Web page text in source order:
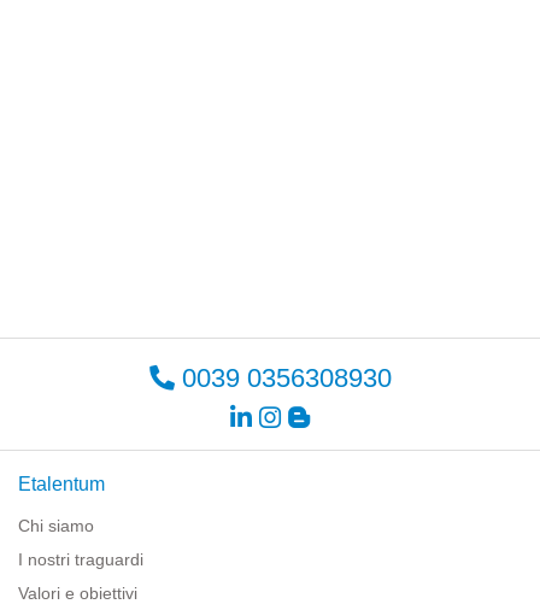
0039 0356308930
Etalentum
Chi siamo
I nostri traguardi
Valori e obiettivi